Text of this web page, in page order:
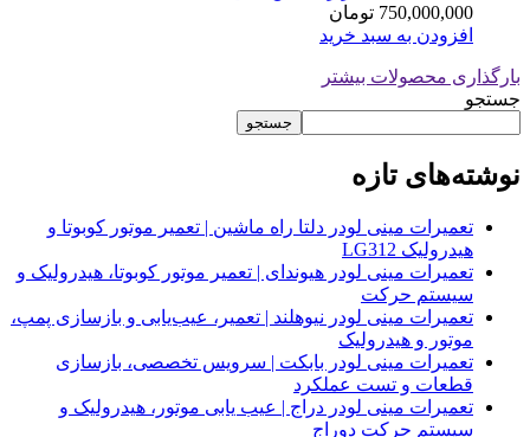
750,000,000 تومان
افزودن به سبد خرید
بارگذاری محصولات بیشتر
جستجو
جستجو
نوشته‌های تازه
تعمیرات مینی لودر دلتا راه ماشین | تعمیر موتور کوبوتا و
هیدرولیک LG312
تعمیرات مینی لودر هیوندای | تعمیر موتور کوبوتا، هیدرولیک و
سیستم حرکت
تعمیرات مینی لودر نیوهلند | تعمیر، عیب‌یابی و بازسازی پمپ،
موتور و هیدرولیک
تعمیرات مینی لودر بابکت | سرویس تخصصی، بازسازی
قطعات و تست عملکرد
تعمیرات مینی لودر دراج | عیب یابی موتور، هیدرولیک و
سیستم حرکت دوراج